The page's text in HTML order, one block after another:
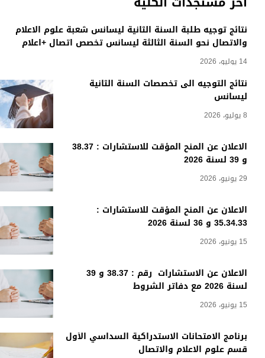
نتائج توجيه طلبة السنة الثانية ليسانس شعبة علوم الاعلام
والاتصال نحو السنة الثالثة ليسانس تخصص اتصال +اعلام
14 يوليو، 2026
نتائج التوجيه الى تخصصات السنة الثانية
ليسانس
8 يوليو، 2026
الاعلان عن المنح المؤقت للاستشارات : 38.37
و 39 لسنة 2026
29 يونيو، 2026
الاعلان عن المنح المؤقت للاستشارات :
35.34.33 و 36 لسنة 2026
15 يونيو، 2026
الاعلان عن الاستشارات رقم : 38.37 و 39
لسنة 2026 مع دفاتر الشروط
15 يونيو، 2026
برنامج الامتحانات الاستدراكية السداسي الأول
قسم علوم الاعلام والاتصال